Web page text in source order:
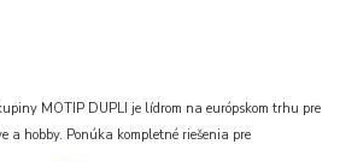
MOTIP DUPLI je lídrom na európskom trhu pre
a hobby. Ponúka kompletné riešenia pre